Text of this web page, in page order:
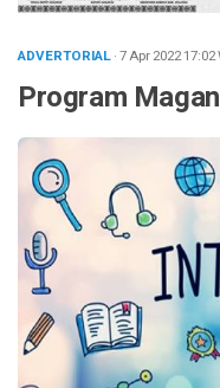
ADVERTORIAL· 7 Apr 202217:02
Program